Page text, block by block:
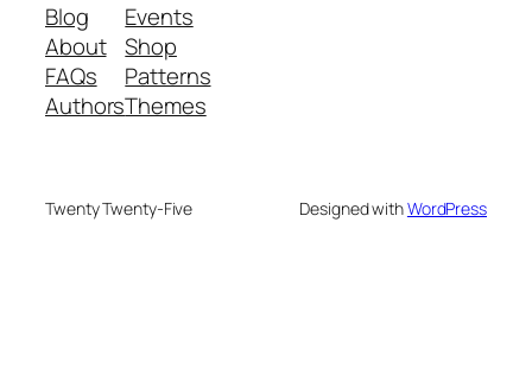
Blog
About
FAQs
Authors
Events
Shop
Patterns
Themes
Twenty Twenty-Five Designed withWordPress